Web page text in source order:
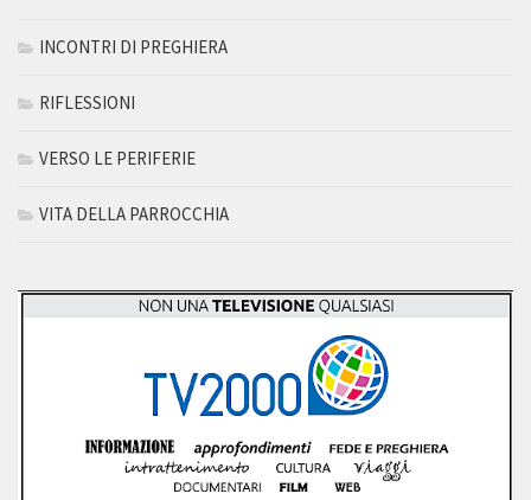
INCONTRI DI PREGHIERA
RIFLESSIONI
VERSO LE PERIFERIE
VITA DELLA PARROCCHIA